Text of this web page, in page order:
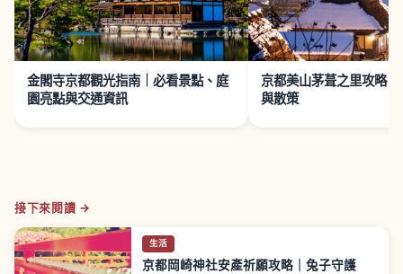
金閣寺京都觀光指南｜必看景點、庭
園亮點與交通資訊
京都美山茅葺之里攻略
與散策
接下來閱讀 →
生活
京都岡崎神社安產祈願攻略｜兔子守護